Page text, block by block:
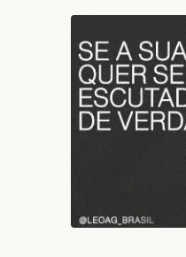
Acesse para responder